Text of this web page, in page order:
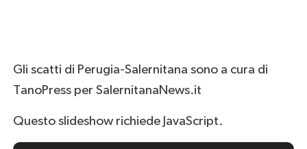
Gli scatti di Perugia-Salernitana sono a cura di
TanoPress per SalernitanaNews.it
Questo slideshow richiede JavaScript.